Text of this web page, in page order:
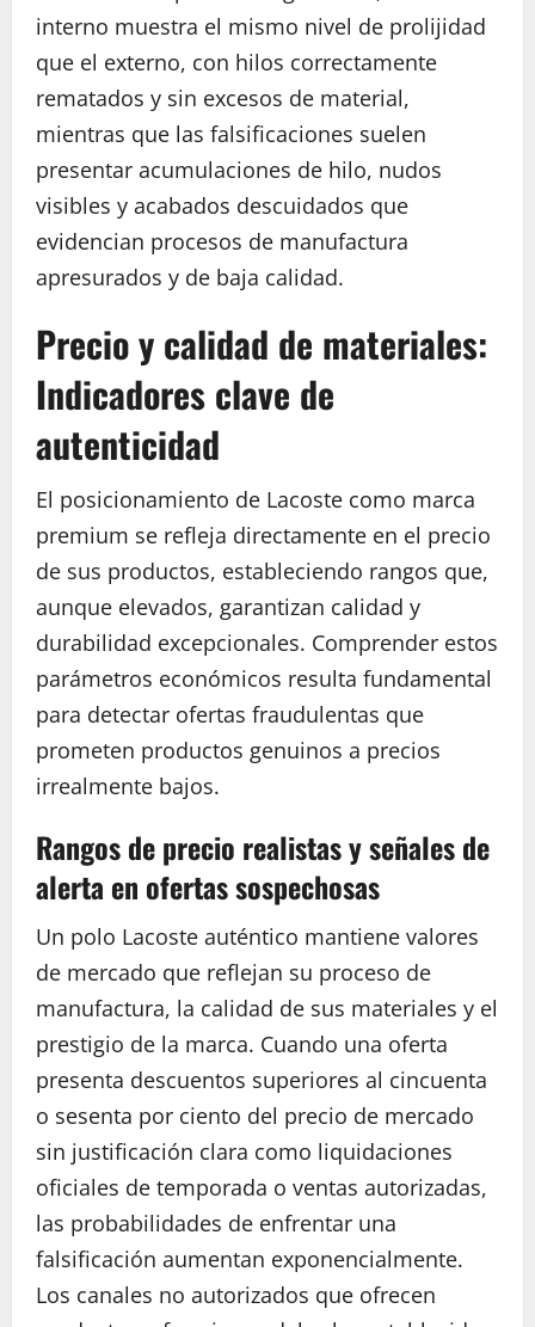
interno muestra el mismo nivel de prolijidad
que el externo, con hilos correctamente
rematados y sin excesos de material,
mientras que las falsificaciones suelen
presentar acumulaciones de hilo, nudos
visibles y acabados descuidados que
evidencian procesos de manufactura
apresurados y de baja calidad.
Precio y calidad de materiales:
Indicadores clave de
autenticidad
El posicionamiento de Lacoste como marca
premium se refleja directamente en el precio
de sus productos, estableciendo rangos que,
aunque elevados, garantizan calidad y
durabilidad excepcionales. Comprender estos
parámetros económicos resulta fundamental
para detectar ofertas fraudulentas que
prometen productos genuinos a precios
irrealmente bajos.
Rangos de precio realistas y señales de
alerta en ofertas sospechosas
Un polo Lacoste auténtico mantiene valores
de mercado que reflejan su proceso de
manufactura, la calidad de sus materiales y el
prestigio de la marca. Cuando una oferta
presenta descuentos superiores al cincuenta
o sesenta por ciento del precio de mercado
sin justificación clara como liquidaciones
oficiales de temporada o ventas autorizadas,
las probabilidades de enfrentar una
falsificación aumentan exponencialmente.
Los canales no autorizados que ofrecen